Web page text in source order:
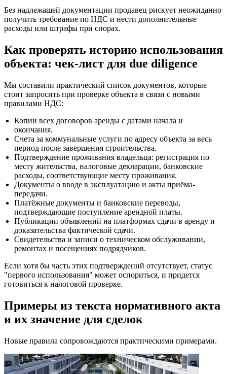
Без надлежащей документации продавец рискует неожиданно
получить требование по НДС и нести дополнительные
расходы или штрафы при спорах.
Как проверять историю использования
объекта: чек-лист для due diligence
Мы составили практический список документов, которые
стоит запросить при проверке объекта в связи с новыми
правилами НДС:
Копии всех договоров аренды с датами начала и
окончания.
Счета за коммунальные услуги по адресу объекта за весь
период после завершения строительства.
Подтверждение проживания владельца: регистрация по
месту жительства, налоговые декларации, банковские
расходы, соответствующие месту проживания.
Документы о вводе в эксплуатацию и акты приёма-
передачи.
Платёжные документы и банковские переводы,
подтверждающие поступление арендной платы.
Публикации объявлений на платформах сдачи в аренду и
доказательства фактической сдачи.
Свидетельства и записи о техническом обслуживании,
ремонтах и посещениях подрядчиков.
Если хотя бы часть этих подтверждений отсутствует, статус
"первого использования" может оспориться, и придется
готовиться к налоговой проверке.
Примеры из текста нормативного акта
и их значение для сделок
Новые правила сопровождаются практическими примерами.